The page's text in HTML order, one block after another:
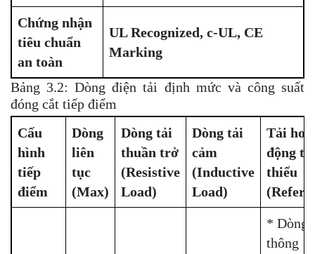
Chứng nhận
tiêu chuẩn
an toàn
UL Recognized, c-UL, CE
Marking
Bảng 3.2: Dòng điện tải định mức và công suất
đóng cắt tiếp điểm
Cấu
hình
tiếp
điểm
Dòng
liên
tục
(Max)
Dòng tải
thuần trở
(Resistive
Load)
Dòng tải
cảm
(Inductive
Load)
Tải
động tối
thiểu
* Dòng
thông